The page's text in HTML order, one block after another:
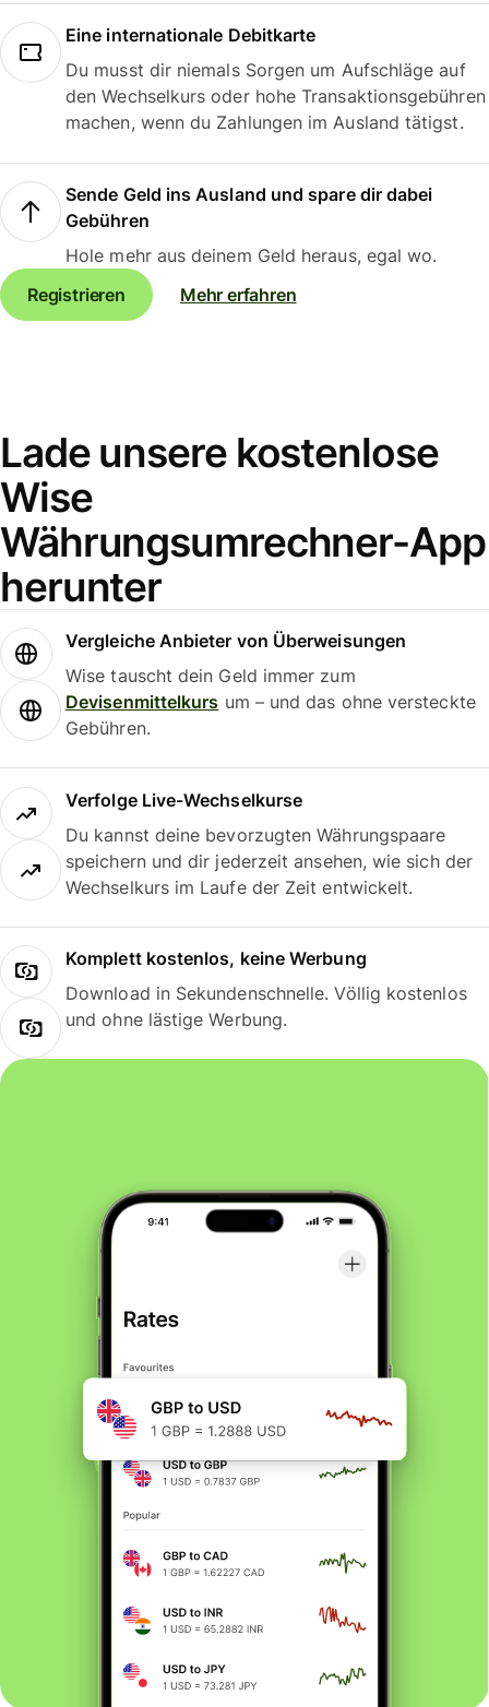
Eine internationale Debitkarte
Du musst dir niemals Sorgen um Aufschläge auf
den Wechselkurs oder hohe Transaktionsgebühren
machen, wenn du Zahlungen im Ausland tätigst.
Sende Geld ins Ausland und spare dir dabei
Gebühren
Hole mehr aus deinem Geld heraus, egal wo.
Registrieren
Mehr erfahren
Lade unsere kostenlose
Wise
Währungsumrechner-App
herunter
Vergleiche Anbieter von Überweisungen
Wise tauscht dein Geld immer zum
Devisenmittelkurs um – und das ohne versteckte
Gebühren.
Verfolge Live-Wechselkurse
Du kannst deine bevorzugten Währungspaare
speichern und dir jederzeit ansehen, wie sich der
Wechselkurs im Laufe der Zeit entwickelt.
Komplett kostenlos, keine Werbung
Download in Sekundenschnelle. Völlig kostenlos
und ohne lästige Werbung.